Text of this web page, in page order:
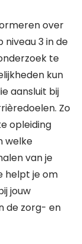
over
3 in de
te
kun
aansluit bij
Zo
opleiding
welke
van je
helpt je om
jouw
de zorg- en